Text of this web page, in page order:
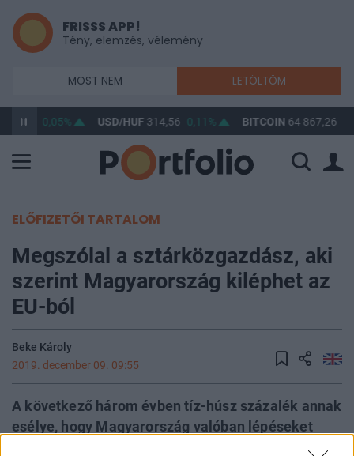
FRISSS APP!
Tény, elemzés, vélemény
MOST NEM LETÖLTÖM
0,05% USD/HUF314,56 0,11% BITCOIN64 867,26
ELŐFIZETŐI TARTALOM
Megszólal a sztárközgazdász, aki
szerint Magyarország kiléphet az
EU-ból
Beke Károly
2019. december 09. 09:55
A következő három évben tíz-húsz százalék annak
esélye, hogy Magyarország valóban lépéseket
tesz az Európai Unióból való kilépés felé – mondta